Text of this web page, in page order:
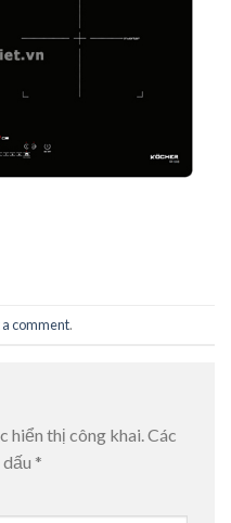
comment.
hiển thị công khai.Các
*